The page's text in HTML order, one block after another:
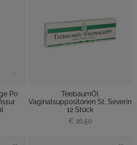
Po
TeebaumÖl
Vaginalsuppositorien St. Severin
12 Stück
€ 16,50